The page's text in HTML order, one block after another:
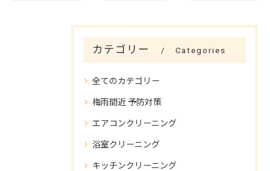
カテゴリー Categories
全てのカテゴリー
梅雨間近 予防対策
エアコンクリーニング
浴室クリーニング
キッチンクリーニング